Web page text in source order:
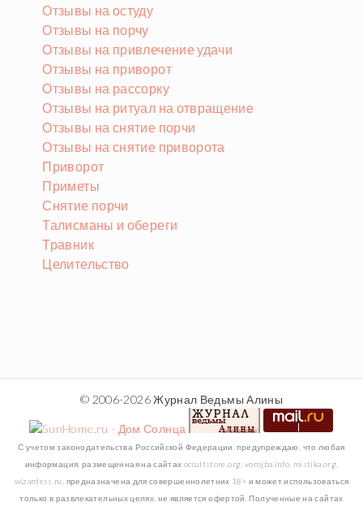
Отзывы на остуду
Отзывы на порчу
Отзывы на привлечение удачи
Отзывы на приворот
Отзывы на рассорку
Отзывы на ритуал на отвращение
Отзывы на снятие порчи
Отзывы на снятие приворота
Приворот
Приметы
Снятие порчи
Талисманы и обереги
Травник
Целительство
© 2006-2026 Журнал Ведьмы Алины
С учетом законодательства Российской Федерации, предупреждаю, что любая
информация, размещенная на сайтах occultstore.org, vorojba.info, mistika.org,
wizardess.ru, предназначена для совершеннолетних 18+ и может использоваться
только в развлекательных целях, не является офертой. Полученные на сайтах